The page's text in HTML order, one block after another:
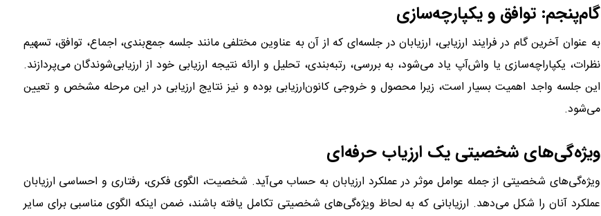
گام‌پنجم: توافق و یکپارچه‌سازی
به عنوان آخرین گام در فرایند ارزیابی، ارزیابان در جلسه‌ای که از آن به عناوین مختلفی مانند جلسه جمع‌بندی، اجماع، توافق، تسهیم
نظرات، یکپاراچه‌سازی یا واش‌آپ یاد می‌شود، به بررسی، رتبه‌بندی، تحلیل و ارائه نتیجه ارزیابی خود از ارزیابی‌شوندگان می‌پردازند.
این جلسه واجد اهمیت بسیار است، زیرا محصول و خروجی کانون‌ارزیابی بوده و نیز نتایج ارزیابی در این مرحله مشخص و تعیین
می‌شود.
ویژه‌گی‌های شخصیتی یک ارزیاب حرفه‌ای
ویژه‌گی‌های شخصیتی از جمله عوامل موثر در عملکرد ارزیابان به حساب می‌آید. شخصیت، الگوی فکری، رفتاری و احساسی ارزیابان
عملکرد آنان را شکل می‌دهد. ارزیابانی که به لحاظ ویژه‌گی‌های شخصیتی تکامل یافته باشند، ضمن اینکه الگوی مناسبی برای سایر